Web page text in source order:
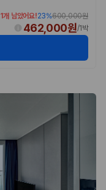
1개 남았어요!23%600,000원
462,000원/1박